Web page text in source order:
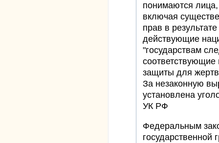
понимаются
включая
прав в
действующие
"государствам
соответствующие
защиты для
За незаконную
установлена
УК РФ
Федеральным
государственной